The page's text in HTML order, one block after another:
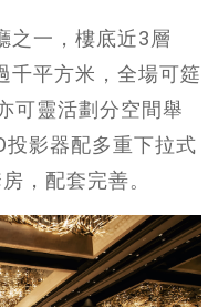
之一，樓底近3層
千平方米，全場可筵
可靈活劃分空間舉
投影器配多重下拉式
，配套完善。